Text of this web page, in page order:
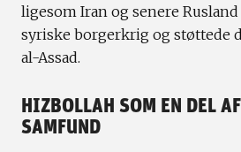
ligesom Iran og senere
syriske borgerkrig og støttede
al-Assad.
HIZBOLLAH SOM EN DEL
SAMFUND